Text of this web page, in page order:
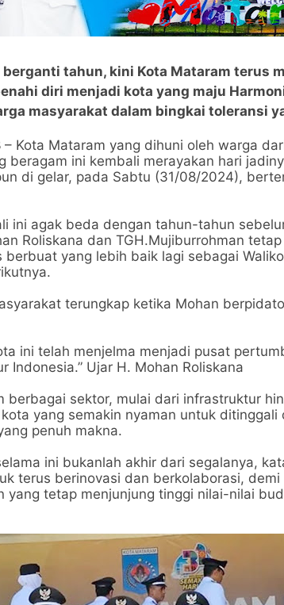
tahun, kini Kota Mataram terus
diri menjadi kota yang maju
masyarakat dalam bingkai toleransi
– Kota Mataram yang dihuni oleh warga
beragam ini kembali merayakan hari
di gelar, pada Sabtu (31/08/2024),
ini agak beda dengan tahun-tahun
Roliskana dan TGH.Mujiburrohman
yang lebih baik lagi sebagai
terungkap ketika Mohan
ini telah menjelma menjadi pusat
Indonesia.” Ujar H. Mohan Roliskana
berbagai sektor, mulai dari infrastruktur
yang semakin nyaman untuk ditinggali
penuh makna.
ini bukanlah akhir dari segalanya,
terus berinovasi dan berkolaborasi,
yang tetap menjunjung tinggi nilai-nilai